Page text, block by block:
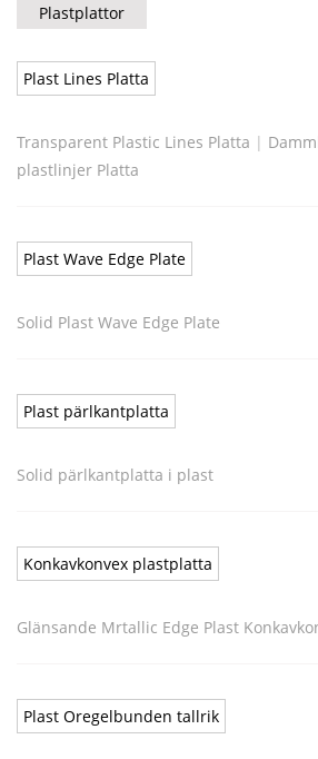
Plastplattor
Plast Lines Platta
Transparent Plastic Lines Platta |
plastlinjer Platta
Plast Wave Edge Plate
Solid Plast Wave Edge Plate
Plast pärlkantplatta
Solid pärlkantplatta i plast
Konkavkonvex plastplatta
Glänsande Mrtallic Edge Plast
Plast Oregelbunden tallrik